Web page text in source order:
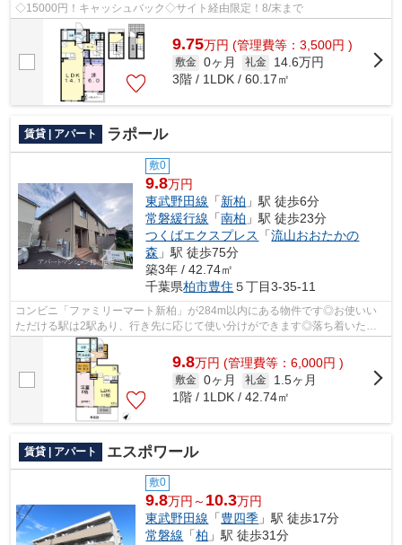
◇15000円！キャッシュバック◇サイト経由限定！8/末まで
9.75万円 (管理費等：3,500円 )
敷金 0ヶ月 礼金
14.6万円
3階 / 1LDK / 60.17㎡
賃貸 | アパート ラポール
敷0
9.8万円
東武野田線 「新柏 」駅 徒歩6分
常磐緩行線 「南柏 」駅 徒歩23分
つくばエクスプレス
「流山おおたかの
森 」駅 徒歩75分
築3年 / 42.74㎡
千葉県柏市豊住 ５丁目3-35-11
コンビニ「ファミリーマート新柏」が284m以内にある物件です◎お使いい
ただける駅は2駅あり、行き先に応じて使い分けができます◎落ち着いた街
並みが魅力のアパートはこちらです◎朝に慌...
9.8万円 (管理費等：6,000円 )
敷金 0ヶ月 礼金
1.5ヶ月
1階 / 1LDK / 42.74㎡
賃貸 | アパート エスポワール
敷0
9.8万円～ 10.3万円
東武野田線 「豊四季 」駅 徒歩17分
常磐線 「柏 」駅 徒歩31分